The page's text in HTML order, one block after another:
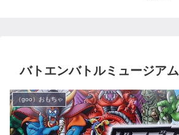
バトエンバトルミュージアム
（goo）おもちゃ